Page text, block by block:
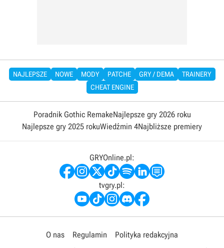
NAJLEPSZE NOWE MODY PATCHE GRY / DEMA
TRAINERY
CHEAT ENGINE
Poradnik Gothic RemakeNajlepsze gry 2026 roku
Najlepsze gry 2025 rokuWiedźmin 4Najbliższe premiery
GRYOnline.pl:
tvgry.pl:
O nas Regulamin
Polityka redakcyjna